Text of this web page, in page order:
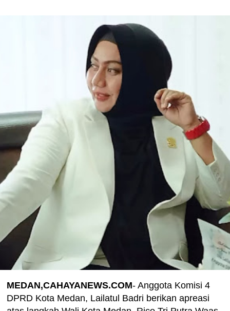
MEDAN,CAHAYANEWS.COM- Anggota Komisi 4
DPRD Kota Medan, Lailatul Badri berikan apreasi